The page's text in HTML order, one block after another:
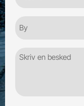
Besked